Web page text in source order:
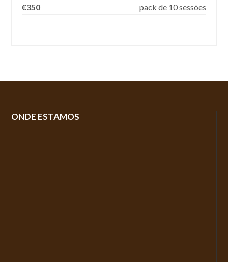
€350
pack de 10 sessões
ONDE ESTAMOS